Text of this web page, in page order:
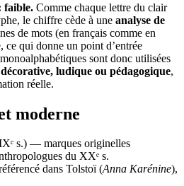
faible. Comme chaque lettre du clair
le chiffre cède à une analyse de
de mots (en français comme en
ce qui donne un point d’entrée
sont donc utilisées
décorative, ludique ou pédagogique,
réelle.
moderne
s.) — marques originelles
du XXᵉ s.
dans Tolstoï (Anna Karénine),